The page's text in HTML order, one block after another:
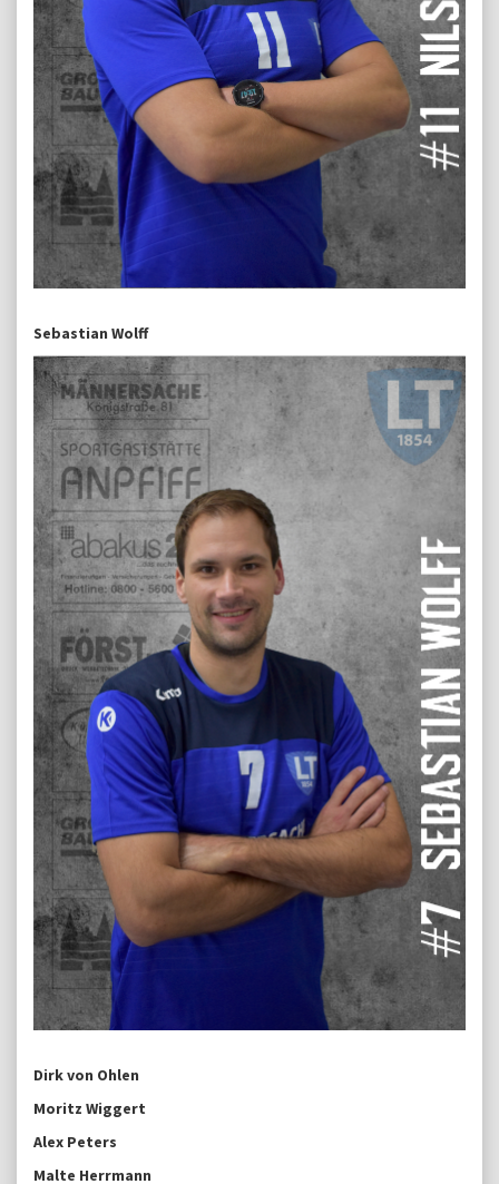
Sebastian Wolff
Dirk von Ohlen
Moritz Wiggert
Alex Peters
Malte Herrmann